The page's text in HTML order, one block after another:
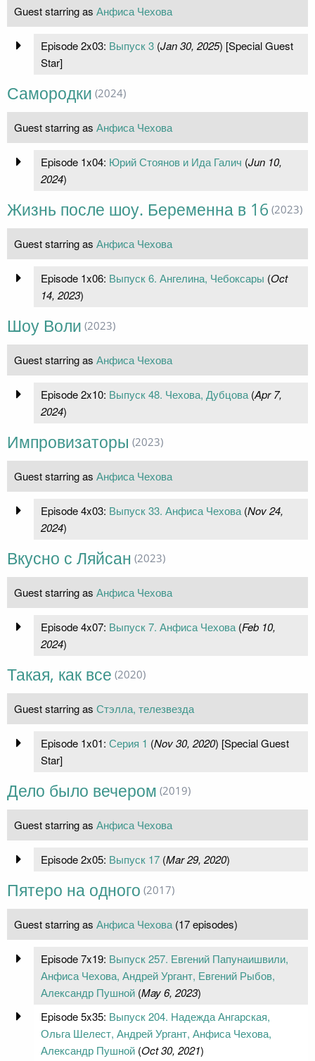
Guest starring as Анфиса Чехова
Episode 2x03: Выпуск 3(Jan 30, 2025) [Special Guest
Star]
Самородки (2024)
Guest starring as Анфиса Чехова
Episode 1x04: Юрий Стоянов и Ида Галич (Jun 10,
2024)
Жизнь после шоу. Беременна в 16 (2023)
Guest starring as Анфиса Чехова
Episode 1x06: Выпуск 6. Ангелина, Чебоксары (Oct
14, 2023)
Шоу Воли (2023)
Guest starring as Анфиса Чехова
Episode 2x10: Выпуск 48. Чехова, Дубцова(Apr 7,
2024)
Импровизаторы (2023)
Guest starring as Анфиса Чехова
Episode 4x03: Выпуск 33. Анфиса Чехова(Nov 24,
2024)
Вкусно с Ляйсан (2023)
Guest starring as Анфиса Чехова
Episode 4x07: Выпуск 7. Анфиса Чехова(Feb 10,
2024)
Такая, как все (2020)
Guest starring as Стэлла, телезвезда
Episode 1x01: Серия 1 (Nov 30, 2020) [Special Guest
Star]
Дело было вечером (2019)
Guest starring as Анфиса Чехова
Episode 2x05: Выпуск 17(Mar 29, 2020)
Пятеро на одного (2017)
Guest starring as Анфиса Чехова (17 episodes)
Episode 7x19: Выпуск 257. Евгений Папунаишвили,
Анфиса Чехова, Андрей Ургант, Евгений Рыбов,
Александр Пушной(May 6, 2023)
Episode 5x35: Выпуск 204. Надежда Ангарская,
Ольга Шелест, Андрей Ургант, Анфиса Чехова,
Александр Пушной(Oct 30, 2021)